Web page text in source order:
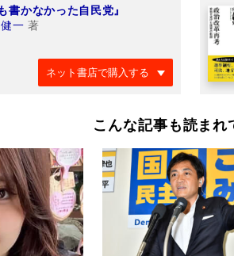
書かなかった自民党』
一 著
ネット書店で購入する
こんな記事も読まれ